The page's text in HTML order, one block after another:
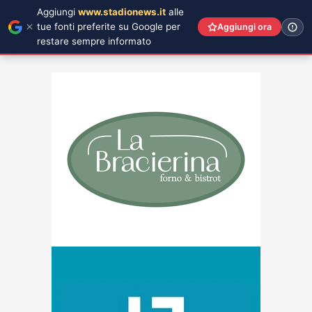
Aggiungi www.stadionews.it alle
tue fonti preferite su Google per
restare sempre informato
Aggiungi ora